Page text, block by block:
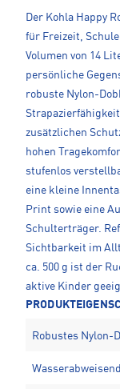
Der Kohla Happy
für Freizeit,
Volumen von 14
persönliche
robuste Nylon-
zusätzlichen
hohen
stufenlos
eine kleine
Print sowie eine
Schulterträger.
Sichtbarkeit im
ca. 500 g ist der
aktive Kinder
Robustes Nylon-